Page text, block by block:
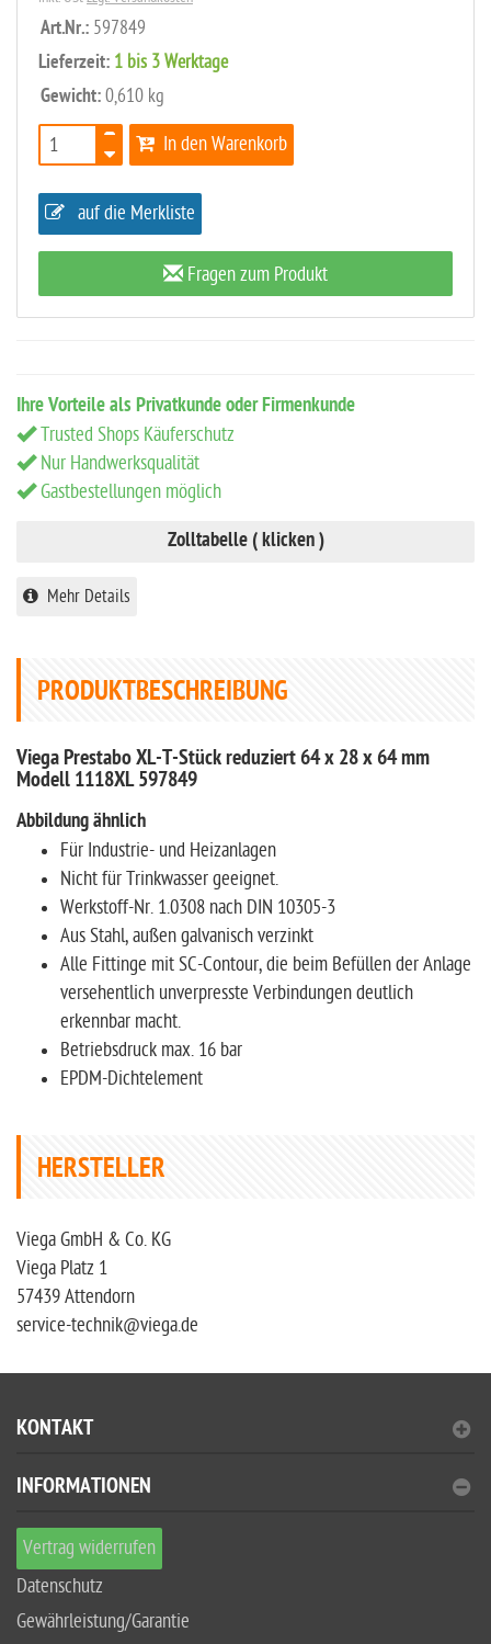
Art.Nr.: 597849
Lieferzeit: 1 bis 3 Werktage
Gewicht: 0,610 kg
In den Warenkorb
auf die Merkliste
Fragen zum Produkt
Ihre Vorteile als Privatkunde oder Firmenkunde
Trusted Shops Käuferschutz
Nur Handwerksqualität
Gastbestellungen möglich
Zolltabelle ( klicken )
Mehr Details
PRODUKTBESCHREIBUNG
Viega Prestabo XL-T-Stück reduziert 64 x 28 x 64 mm
Modell 1118XL 597849
Abbildung ähnlich
Für Industrie- und Heizanlagen
Nicht für Trinkwasser geeignet.
Werkstoff-Nr. 1.0308 nach DIN 10305-3
Aus Stahl, außen galvanisch verzinkt
Alle Fittinge mit SC-Contour, die beim Befüllen der Anlage
versehentlich unverpresste Verbindungen deutlich
erkennbar macht.
Betriebsdruck max. 16 bar
EPDM-Dichtelement
HERSTELLER
Viega GmbH & Co. KG
Viega Platz 1
57439 Attendorn
service-technik@viega.de
KONTAKT
INFORMATIONEN
Vertrag widerrufen
Datenschutz
Gewährleistung/Garantie